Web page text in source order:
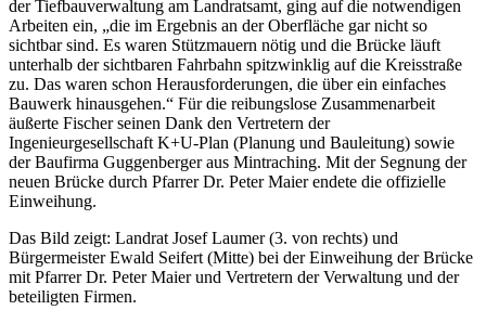
der Tiefbauverwaltung am Landratsamt, ging auf die notwendigen
Arbeiten ein, „die im Ergebnis an der Oberfläche gar nicht so
sichtbar sind. Es waren Stützmauern nötig und die Brücke läuft
unterhalb der sichtbaren Fahrbahn spitzwinklig auf die Kreisstraße
zu. Das waren schon Herausforderungen, die über ein einfaches
Bauwerk hinausgehen.“ Für die reibungslose Zusammenarbeit
äußerte Fischer seinen Dank den Vertretern der
Ingenieurgesellschaft K+U-Plan (Planung und Bauleitung) sowie
der Baufirma Guggenberger aus Mintraching. Mit der Segnung der
neuen Brücke durch Pfarrer Dr. Peter Maier endete die offizielle
Einweihung.
Das Bild zeigt: Landrat Josef Laumer (3. von rechts) und
Bürgermeister Ewald Seifert (Mitte) bei der Einweihung der Brücke
mit Pfarrer Dr. Peter Maier und Vertretern der Verwaltung und der
beteiligten Firmen.